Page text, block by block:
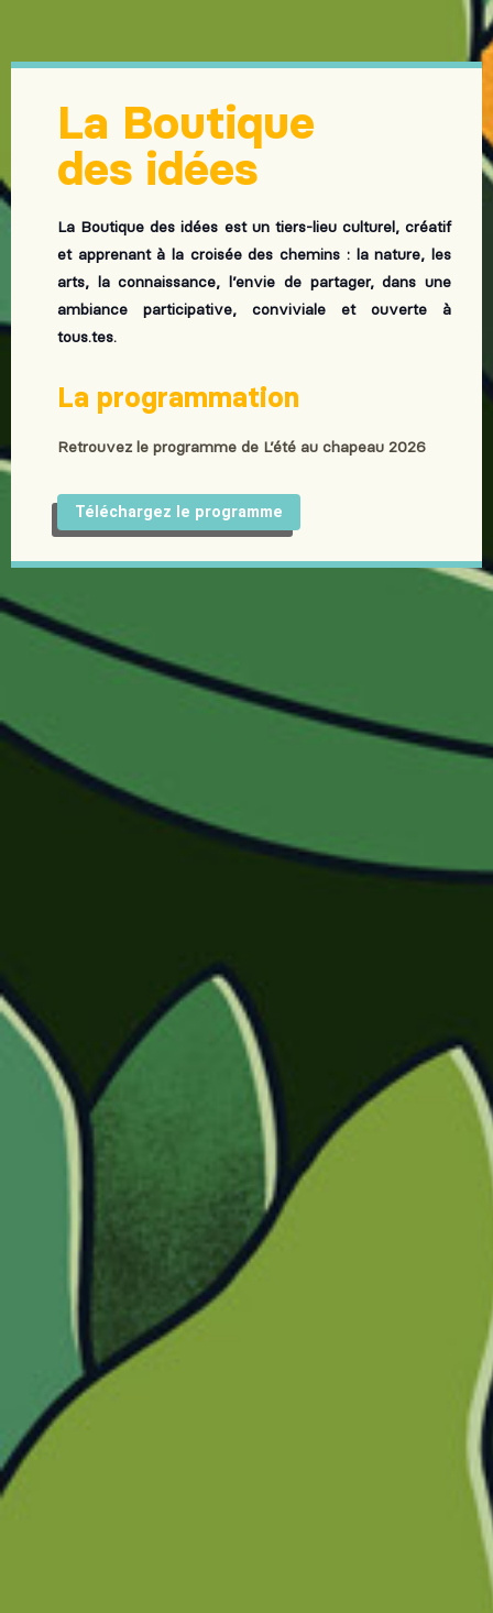
La Boutique
des idées
La Boutique des idées est un tiers-lieu culturel, créatif
et apprenant à la croisée des chemins : la nature, les
arts, la connaissance, l’envie de partager, dans une
ambiance participative, conviviale et ouverte à
tous.tes.
La programmation
Retrouvez le programme de L’été au chapeau 2026
Téléchargez le programme